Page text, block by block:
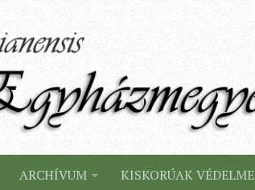
ARCHÍVUM KISKORÚAK VÉDELME